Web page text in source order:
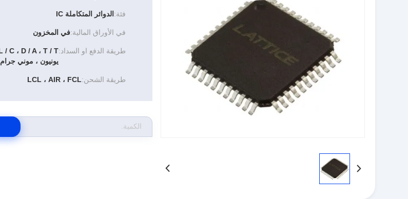
فئة: الدوائر المتكاملة IC
في الأوراق المالية:في المخزون
طريقة الدفع او السداد:
يونيون ، موني جرام
طريقة الشحن:LCL ، AIR ، FCL